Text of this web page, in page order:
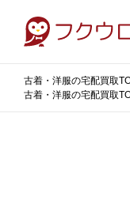
古着・洋服の宅配買取
古着・洋服の宅配買取